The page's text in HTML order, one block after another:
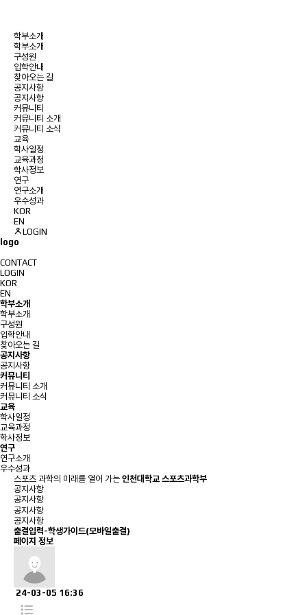
학부소개
학부소개
구성원
입학안내
찾아오는 길
공지사항
공지사항
커뮤니티
커뮤니티 소개
커뮤니티 소식
교육
학사일정
교육과정
학사정보
연구
연구소개
우수성과
KOR
EN
LOGIN
logo
CONTACT
LOGIN
KOR
EN
학부소개
학부소개
구성원
입학안내
찾아오는 길
공지사항
공지사항
커뮤니티
커뮤니티 소개
커뮤니티 소식
교육
학사일정
교육과정
학사정보
연구
연구소개
우수성과
스포츠 과학의 미래를 열어 가는 인천대학교 스포츠과학부
공지사항
공지사항
공지사항
공지사항
출결입력-학생가이드(모바일출결)
페이지 정보
24-03-05 16:36